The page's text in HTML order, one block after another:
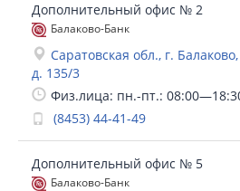
Дополнительный офис № 2
Балаково-Банк
Саратовская обл., г.
д. 135/3
Физ.лица: пн.-пт.:
(8453) 44-41-49
Дополнительный офис № 5
Балаково-Банк